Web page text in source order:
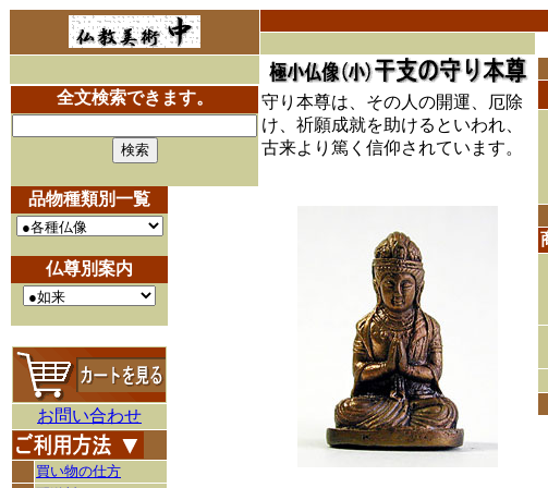
全文検索できます。
品物種類別一覧
仏尊別案内
お問い合わせ
買い物の仕方
守り本尊は、その人の開運、厄除
け、祈願成就を助けるといわれ、
古来より篤く信仰されています。